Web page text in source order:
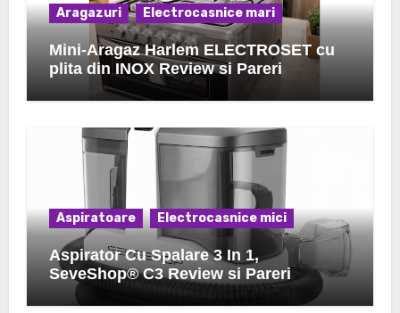
Aragazuri Electrocasnice mari
Mini-Aragaz Harlem ELECTROSET cu
plita din INOX Review si Pareri
Aspiratoare Electrocasnice mici
Aspirator Cu Spalare 3 In 1,
SeveShop® C3 Review si Pareri